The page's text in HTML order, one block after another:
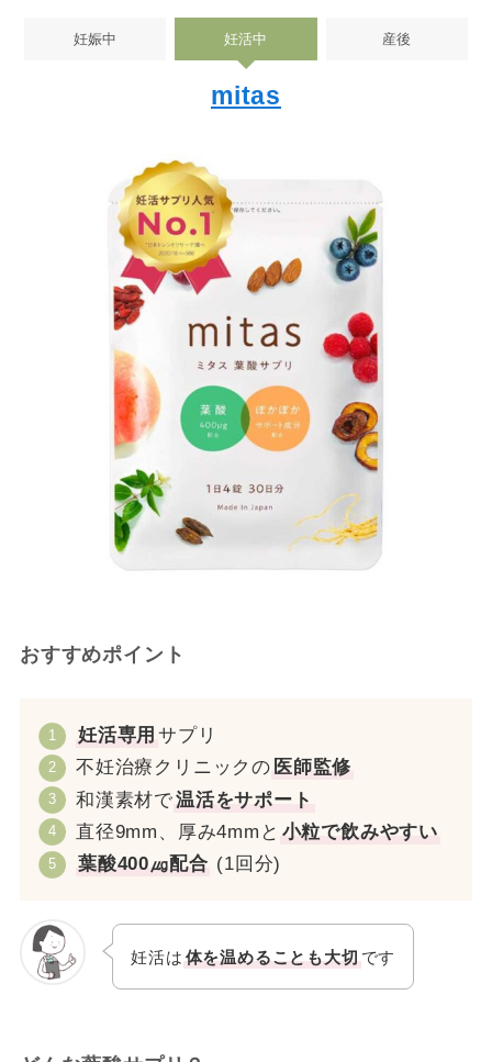
妊娠中 妊活中 産後
mitas
おすすめポイント
妊活専用 サプリ
不妊治療クリニックの 医師監修
和漢素材で温活をサポート
直径9mm、厚み4mmと 小粒で飲みやすい
葉酸400㎍配合 (1回分)
妊活は 体を温めることも大切です